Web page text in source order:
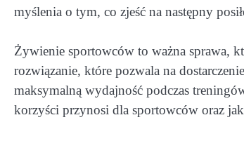
myślenia o tym, co zjeść na następny
Żywienie sportowców to ważna sprawa,
rozwiązanie, które pozwala na
maksymalną wydajność podczas
korzyści przynosi dla sportowców oraz